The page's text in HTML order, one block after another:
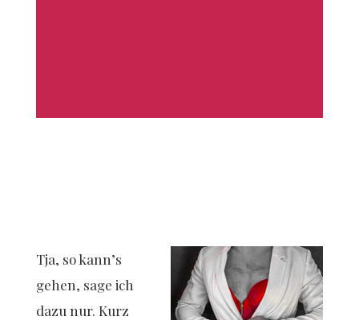
Tja, so kann’s
gehen, sage ich
dazu nur. Kurz